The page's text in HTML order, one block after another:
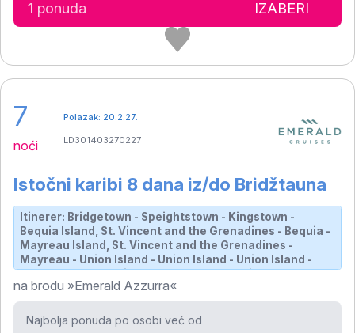
1 ponuda IZABERI
7
noći
Istočni karibi 8 dana iz/do Bridžtauna
Itinerer: Bridgetown - Speightstown - Kingstown -
Bequia Island, St. Vincent and the Grenadines - Bequia -
Mayreau Island, St. Vincent and the Grenadines -
Mayreau - Union Island - Union Island - Union Island -
Tobago Cays, St. Vincent and the Grenadines -
Bridgetown
na brodu »Emerald Azzurra«
Polazak: 20.2.27.
LD301403270227
Najbolja ponuda po osobi već od